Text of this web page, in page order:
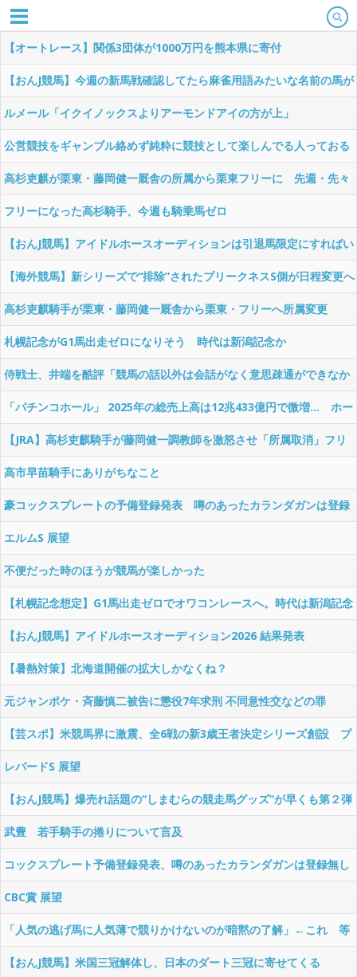
【オートレース】関係3団体が1000万円を熊本県に寄付
【おんJ競馬】今週の新馬戦確認してたら麻雀用語みたいな名前の馬が
いる…
ルメール「イクイノックスよりアーモンドアイの方が上」
公営競技をギャンブル絡めず純粋に競技として楽しんでる人っておる
んか？
高杉吏麒が栗東・藤岡健一厩舎の所属から栗東フリーに 先週・先々
週に続いて今週も乗鞍なし
フリーになった高杉騎手、今週も騎乗馬ゼロ
【おんJ競馬】アイドルホースオーディションは引退馬限定にすればい
いのに
【海外競馬】新シリーズで“排除”されたプリークネスS側が日程変更へ
高杉吏麒騎手が栗東・藤岡健一厩舎から栗東・フリーへ所属変更
札幌記念がG1馬出走ゼロになりそう 時代は新潟記念か
侍戦士、井端を酷評「競馬の話以外は会話がなく意思疎通ができなか
った」大谷「マジで笑わなくね？」
「パチンコホール」 2025年の総売上高は12兆433億円で微増… ホー
ル経営法人数は10年間で半減 黒字企業割合は5年ぶりに7割超え
【JRA】高杉吏麒騎手が藤岡健一調教師を激怒させ「所属取消」フリ
ー転身へ、との噂
高市早苗騎手にありがちなこと
豪コックスプレートの予備登録発表 噂のあったカランダガンは登録
無しでジャパンCで再来日の可能性高まる
エルムS 展望
不便だった時のほうが競馬が楽しかった
【札幌記念想定】G1馬出走ゼロでオワコンレースへ。時代は新潟記念
か【おんJ競馬】アイドルホースオーディション2026 結果発表
【暑熱対策】北海道開催の拡大しかなくね？
元ジャンポケ・斉藤慎二被告に懲役7年求刑 不同意性交などの罪
【芸スポ】米競馬界に激震、全6戦の新3歳王者決定シリーズ創設 プ
リークネスS排除で伝統の3冠が事実上の解体へ
レパードS 展望
【おんJ競馬】爆売れ話題の“しまむらの競走馬グッズ”が早くも第２弾
を発売
武豊 若手騎手の捲りについて言及
コックスプレート予備登録発表、噂のあったカランダガンは登録無し
で再来日の可能性高まる
CBC賞 展望
「人気の逃げ馬に人気薄で競りかけないのが暗黙の了解」←これ 等
【小ネタ×3】
【おんJ競馬】米国三冠解体し、日本のダート三冠に寄せてくる